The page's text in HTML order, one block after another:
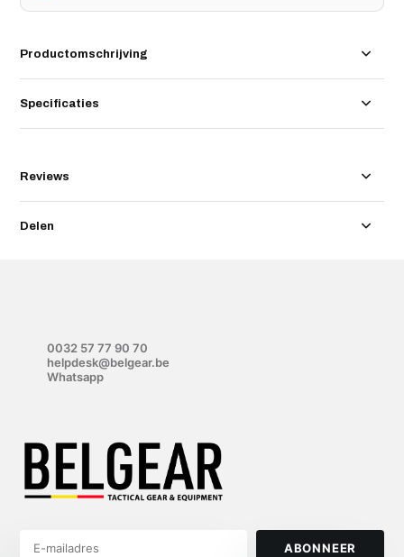
Productomschrijving
Specificaties
Reviews
Delen
0032 57 77 90 70
helpdesk@belgear.be
Whatsapp
ABONNEER